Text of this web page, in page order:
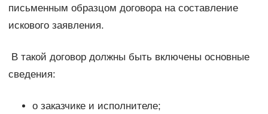
письменным образцом договора на составление
искового заявления.
В такой договор должны быть включены основные
сведения:
о заказчике и исполнителе;